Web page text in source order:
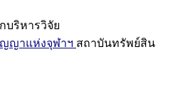
บริหารวิจัย
ญาแห่งจุฬาฯ สถาบันทรัพย์สิน